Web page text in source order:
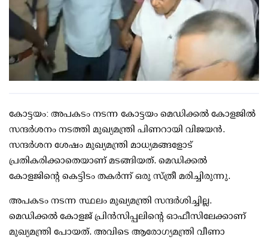
കോട്ടയം: അപകടം നടന്ന കോട്ടയം മെഡിക്കല്‍ കോളജില്‍
സന്ദര്‍ശനം നടത്തി മുഖ്യമന്ത്രി പിണറായി വിജയന്‍.
സന്ദര്‍ശന ശേഷം മുഖ്യമന്ത്രി മാധ്യമങ്ങളോട്
പ്രതികരിക്കാതെയാണ് മടങ്ങിയത്. മെഡിക്കല്‍
കോളജിന്റെ കെട്ടിടം തകര്‍ന്ന് ഒരു സ്ത്രീ മരിച്ചിരുന്നു.
അപകടം നടന്ന സ്ഥലം മുഖ്യമന്ത്രി സന്ദര്‍ശിച്ചില്ല.
മെഡിക്കല്‍ കോളജ് പ്രിന്‍സിപ്പലിന്റെ ഓഫീസിലേക്കാണ്
മുഖ്യമന്ത്രി പോയത്. അവിടെ ആരോഗ്യമന്ത്രി വീണാ